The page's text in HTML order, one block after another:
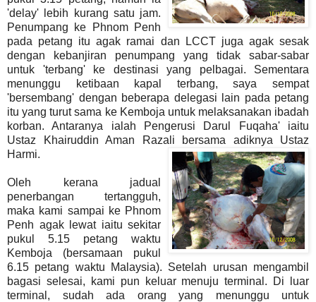
'delay' lebih kurang satu jam.
Penumpang ke Phnom Penh
pada petang itu agak ramai dan LCCT juga agak sesak
dengan kebanjiran penumpang yang tidak sabar-sabar
untuk 'terbang' ke destinasi yang pelbagai. Sementara
menunggu ketibaan kapal terbang, saya sempat
'bersembang' dengan beberapa delegasi lain pada petang
itu yang turut sama ke Kemboja untuk melaksanakan ibadah
korban. Antaranya ialah Pengerusi Darul Fuqaha' iaitu
Ustaz Khairuddin Aman Razali bersama adiknya Ustaz
Harmi.
Oleh kerana jadual
penerbangan tertangguh,
maka kami sampai ke Phnom
Penh agak lewat iaitu sekitar
pukul 5.15 petang waktu
Kemboja (bersamaan pukul
6.15 petang waktu Malaysia). Setelah urusan mengambil
bagasi selesai, kami pun keluar menuju terminal. Di luar
terminal, sudah ada orang yang menunggu untuk